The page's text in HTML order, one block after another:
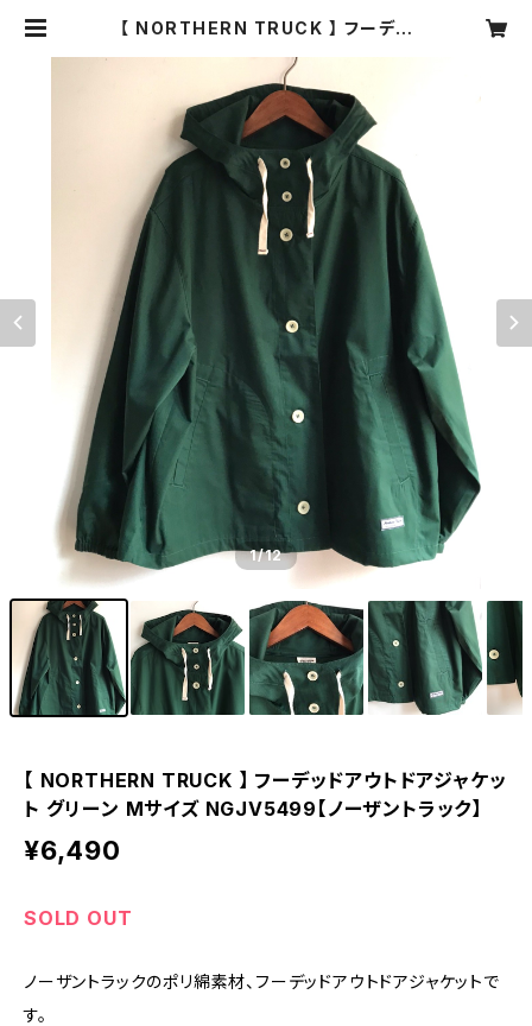
【 NORTHERN TRUCK 】 フーデッ
イズ NGJV5499【ノーザントラッ
ク】 | cocoa(ココア)ナチュラル服・
靴下・ハンドメイド雑貨・アクセサリー
の通販
1/12
【 NORTHERN TRUCK 】 フーデッドアウトドアジャケッ
ト グリーン Mサイズ NGJV5499【ノーザントラック】
¥6,490
SOLD OUT
ノーザントラックのポリ綿素材、フーデッドアウトドアジャケットで
す。